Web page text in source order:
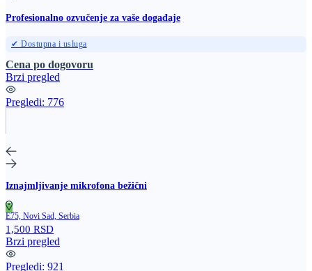
Profesionalno ozvučenje za vaše događaje
✔ Dostupna i usluga
Cena po dogovoru
Brzi pregled
Pregledi: 776
Iznajmljivanje mikrofona bežični
E75, Novi Sad, Serbia
1,500 RSD
Brzi pregled
Pregledi: 921